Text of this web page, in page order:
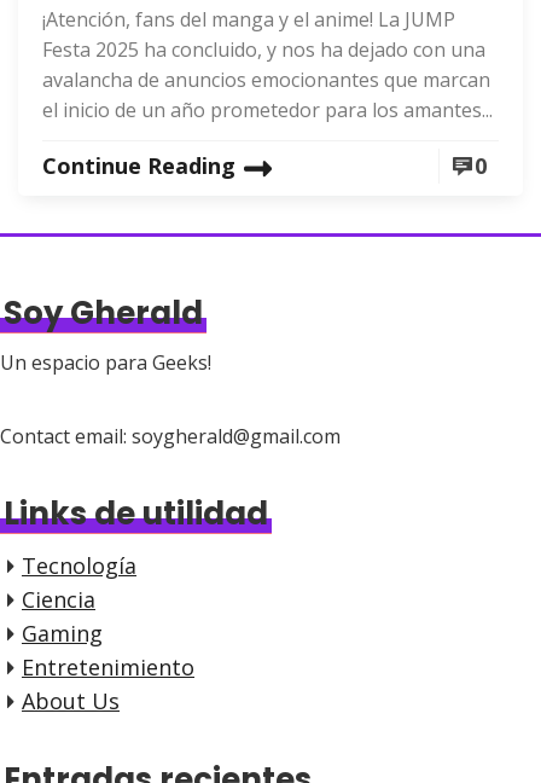
¡Atención, fans del manga y el anime! La JUMP
Festa 2025 ha concluido, y nos ha dejado con una
avalancha de anuncios emocionantes que marcan
el inicio de un año prometedor para los amantes...
Continue Reading 0
Soy Gherald
Un espacio para Geeks!
Contact email: soygherald@gmail.com
Links de utilidad
Tecnología
Ciencia
Gaming
Entretenimiento
About Us